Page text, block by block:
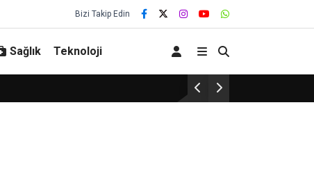
Bizi Takip Edin
Sağlık Teknoloji
Erzincanspor’da